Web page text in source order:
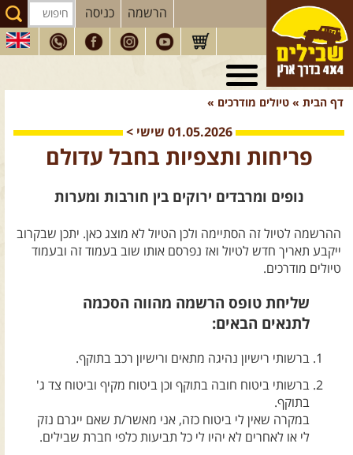
הרשמה כניסה
טיולי 4X4
בארץ
המדריכיםשלנו
חנותשבילים
הירשמו לניוזלטר שבילים
הבלוג של יואב קווה
פודקאסט ג'יפאות
צרו קשר עם שבילים
אודות יואב קווה והאתר שבילים
דף הבית » טיולים מודרכים »
01.05.2026 שישי >
פריחות ותצפיות בחבל עדולם
נופים ומרבדים ירוקים בין חורבות ומערות
ההרשמה לטיול זה הסתיימה ולכן הטיול לא מוצג כאן. יתכן שבקרוב
ייקבע תאריך חדש לטיול ואז נפרסם אותו שוב בעמוד זה ובעמוד
טיולים מודרכים.
שליחת טופס הרשמה מהווה הסכמה
לתנאים הבאים:
ברשותי רישיון נהיגה מתאים ורישיון רכב בתוקף.
ברשותי ביטוח חובה בתוקף וכן ביטוח מקיף וביטוח צד ג'
בתוקף.
במקרה שאין לי ביטוח כזה, אני מאשר/ת שאם ייגרם נזק
לי או לאחרים לא יהיו לי כל תביעות כלפי חברת שבילים.